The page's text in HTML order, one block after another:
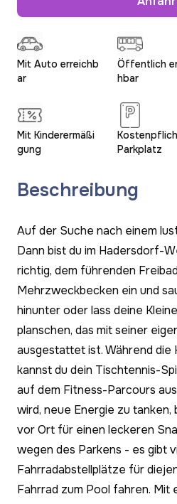
Mit Auto erreichb
ar
Öffentlich
hbar
Mit Kinderermäßi
gung
Parkplatz
Beschreibung
Auf der Suche nach einem
Dann bist du im Hadersdorf-
richtig, dem führenden
Mehrzweckbecken ein und
hinunter oder lass deine
planschen, das mit seiner
ausgestattet ist. Während die
kannst du dein Tischtennis-
auf dem Fitness-Parcours
wird, neue Energie zu
vor Ort für einen leckeren
wegen des Parkens - es gibt
Fahrradabstellplätze für
Fahrrad zum Pool fahren. Mit